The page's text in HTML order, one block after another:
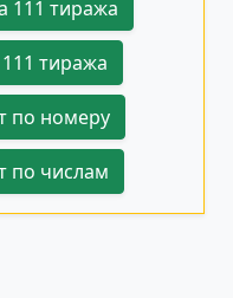
111 тиража
тиража
по номеру
по числам